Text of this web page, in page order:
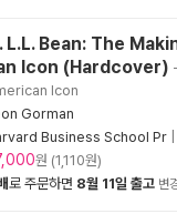
L.L. Bean: The
Icon (Hardcover)
Icon
Gorman
Business School Pr
원 (1,110원)
로 주문하면 8월 11일 출고 변